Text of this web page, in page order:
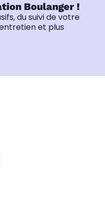
Boulanger !
du suivi de votre
et plus